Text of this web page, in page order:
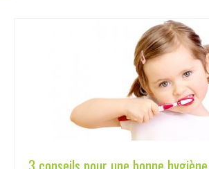
Implant dentaire Tunisie
Facette dentaire Tunisie
Smile infinity Tunisie